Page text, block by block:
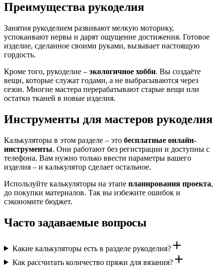
Преимущества рукоделия
Занятия рукоделием развивают мелкую моторику,
успокаивают нервы и дарят ощущение достижения. Готовое
изделие, сделанное своими руками, вызывает настоящую
гордость.
Кроме того, рукоделие – экологичное хобби. Вы создаёте
вещи, которые служат годами, а не выбрасываются через
сезон. Многие мастера перерабатывают старые вещи или
остатки тканей в новые изделия.
Инструменты для мастеров рукоделия
Калькуляторы в этом разделе – это бесплатные онлайн-
инструменты. Они работают без регистрации и доступны с
телефона. Вам нужно только ввести параметры вашего
изделия – и калькулятор сделает остальное.
Используйте калькуляторы на этапе планирования проекта,
до покупки материалов. Так вы избежите ошибок и
сэкономите бюджет.
Часто задаваемые вопросы
Какие калькуляторы есть в разделе рукоделия?
Как рассчитать количество пряжи для вязания?